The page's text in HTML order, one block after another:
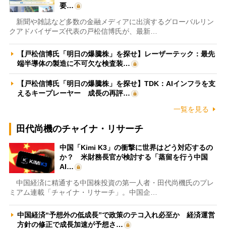
要…
新聞や雑誌など多数の金融メディアに出演するグローバルリン
クアドバイザーズ代表の戸松信博氏が、最新…
【戸松信博氏「明日の爆騰株」を探せ】レーザーテック：最先
端半導体の製造に不可欠な検査装…
【戸松信博氏「明日の爆騰株」を探せ】TDK：AIインフラを支
えるキープレーヤー 成長の再評…
一覧を見る
田代尚機のチャイナ・リサーチ
中国「Kimi K3」の衝撃に世界はどう対応するの
か？ 米財務長官が検討する「蒸留を行う中国
AI…
中国経済に精通する中国株投資の第一人者・田代尚機氏のプレ
ミアム連載「チャイナ・リサーチ」。中国企…
中国経済“予想外の低成長”で政策のテコ入れ必至か 経済運営
方針の修正で成長加速が予想さ…